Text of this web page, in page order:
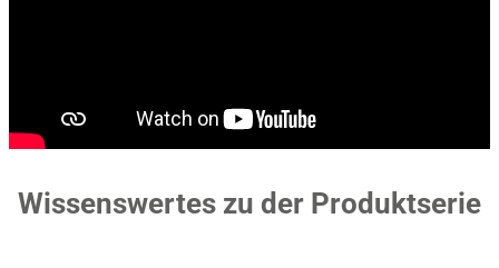
Wissenswertes zu der Produktserie